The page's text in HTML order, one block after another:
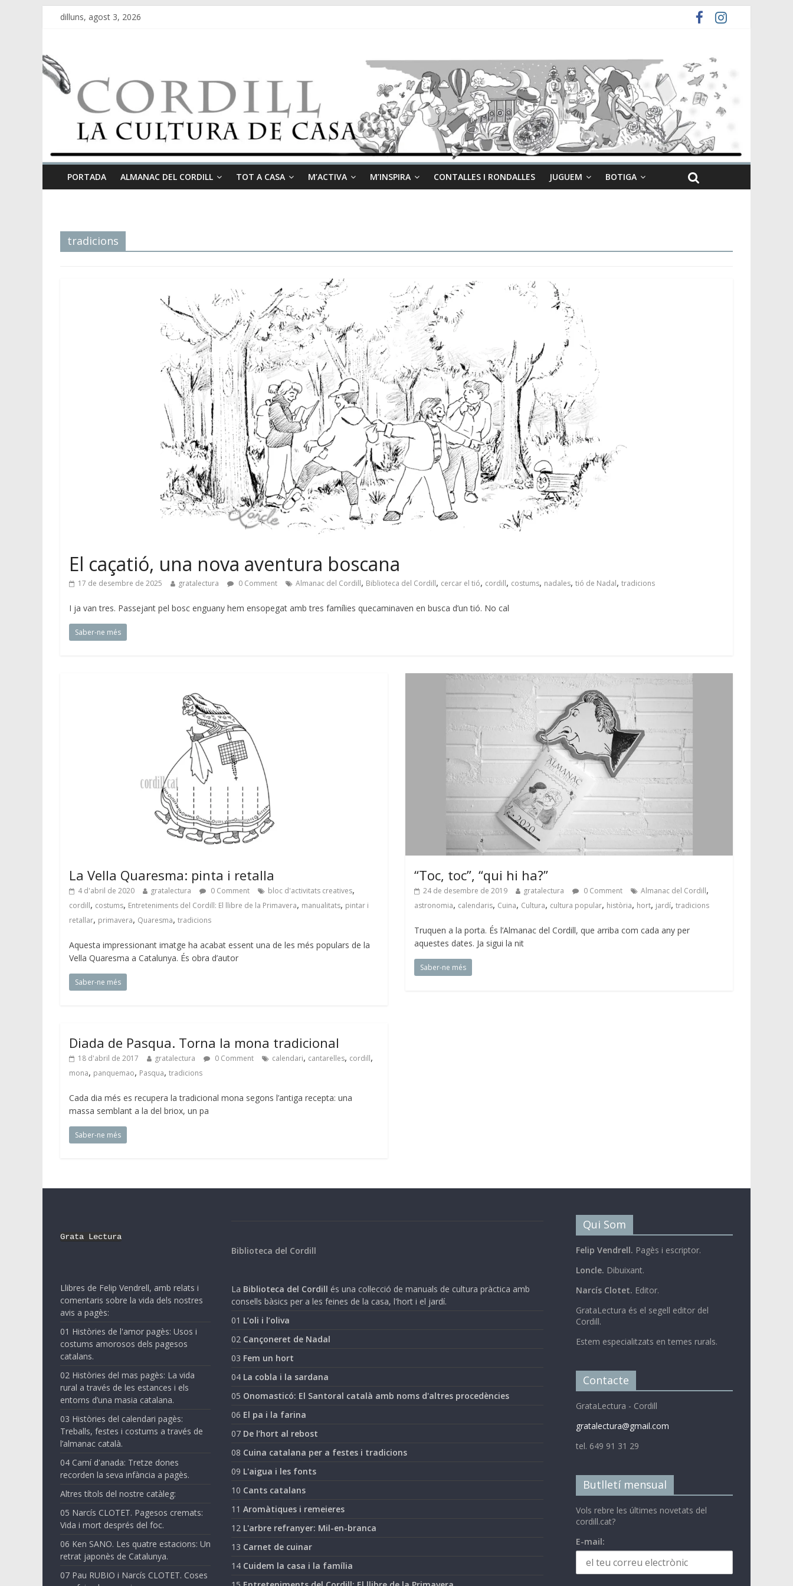
dilluns, agost 3, 2026
PORTADA ALMANAC DEL CORDILL TOT A CASA M’ACTIVA M’INSPIRA CONTALLES I RONDALLES JUGUEM BOTIGA
tradicions
El caçatió, una nova aventura boscana
17 de desembre de 2025 gratalectura 0 Comment Almanac del Cordill, Biblioteca del Cordill, cercar el tió, cordill, costums, nadales, tió de Nadal, tradicions
I ja van tres. Passejant pel bosc enguany hem ensopegat amb tres famílies quecaminaven en busca d’un tió. No cal
Saber-ne més
La Vella Quaresma: pinta i retalla
4 d'abril de 2020 gratalectura 0 Comment bloc d'activitats creatives,
cordill, costums, Entreteniments del Cordill: El llibre de la Primavera, manualitats, pintar i
retallar, primavera, Quaresma, tradicions
Aquesta impressionant imatge ha acabat essent una de les més populars de la
Vella Quaresma a Catalunya. És obra d’autor
Saber-ne més
“Toc, toc”, “qui hi ha?”
24 de desembre de 2019 gratalectura 0 Comment Almanac del Cordill,
astronomia, calendaris, Cuina, Cultura, cultura popular, història, hort, jardí, tradicions
Truquen a la porta. És l’Almanac del Cordill, que arriba com cada any per
aquestes dates. Ja sigui la nit
Saber-ne més
Diada de Pasqua. Torna la mona tradicional
18 d'abril de 2017 gratalectura 0 Comment calendari, cantarelles, cordill,
mona, panquemao, Pasqua, tradicions
Cada dia més es recupera la tradicional mona segons l’antiga recepta: una
massa semblant a la del briox, un pa
Saber-ne més
Grata Lectura
Llibres de Felip Vendrell, amb relats i
comentaris sobre la vida dels nostres
avis a pagès:
01 Històries de l'amor pagès: Usos i
costums amorosos dels pagesos
catalans.
02 Històries del mas pagès: La vida
rural a través de les estances i els
entorns d’una masia catalana.
03 Històries del calendari pagès:
Treballs, festes i costums a través de
l’almanac català.
04 Camí d'anada: Tretze dones
recorden la seva infància a pagès.
Altres títols del nostre catàleg:
05 Narcís CLOTET. Pagesos cremats:
Vida i mort després del foc.
06 Ken SANO. Les quatre estacions: Un
retrat japonès de Catalunya.
07 Pau RUBIO i Narcís CLOTET. Coses
Biblioteca del Cordill
La Biblioteca del Cordill és una col·lecció de manuals de cultura pràctica amb
consells bàsics per a les feines de la casa, l'hort i el jardí.
01 L’oli i l’oliva
02 Cançoneret de Nadal
03 Fem un hort
04 La cobla i la sardana
05 Onomasticó: El Santoral català amb noms d'altres procedències
06 El pa i la farina
07 De l’hort al rebost
08 Cuina catalana per a festes i tradicions
09 L'aigua i les fonts
10 Cants catalans
11 Aromàtiques i remeieres
12 L'arbre refranyer: Mil-en-branca
13 Carnet de cuinar
14 Cuidem la casa i la família
Qui Som
Felip Vendrell. Pagès i escriptor.
Loncle. Dibuixant.
Narcís Clotet. Editor.
GrataLectura és el segell editor del
Cordill.
Estem especialitzats en temes rurals.
Contacte
GrataLectura - Cordill
gratalectura@gmail.com
tel. 649 91 31 29
Butlletí mensual
Vols rebre les últimes novetats del
cordill.cat?
E-mail: